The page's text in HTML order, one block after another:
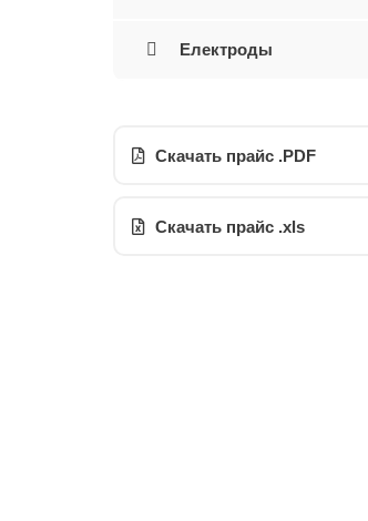
Електроды
Скачать прайс .PDF
Скачать прайс .xls